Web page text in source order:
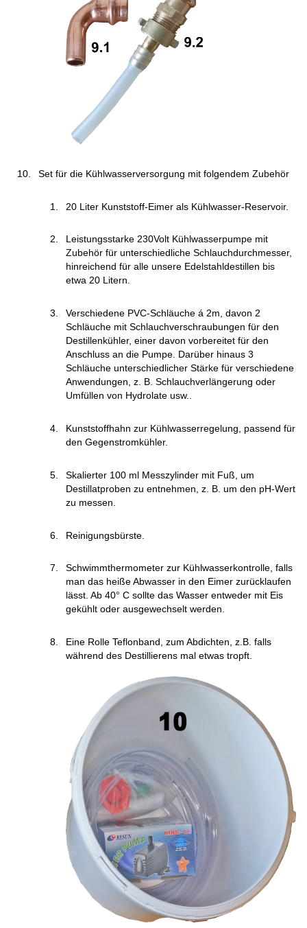
Set für die Kühlwasserversorgung mit folgendem Zubehör
20 Liter Kunststoff-Eimer als Kühlwasser-Reservoir.
Leistungsstarke 230Volt Kühlwasserpumpe mit
Zubehör für unterschiedliche Schlauchdurchmesser,
hinreichend für alle unsere Edelstahldestillen bis
etwa 20 Litern.
Verschiedene PVC-Schläuche á 2m, davon 2
Schläuche mit Schlauchverschraubungen für den
Destillenkühler, einer davon vorbereitet für den
Anschluss an die Pumpe. Darüber hinaus 3
Schläuche unterschiedlicher Stärke für verschiedene
Anwendungen, z. B. Schlauchverlängerung oder
Umfüllen von Hydrolate usw..
Kunststoffhahn zur Kühlwasserregelung, passend für
den Gegenstromkühler.
Skalierter 100 ml Messzylinder mit Fuß, um
Destillatproben zu entnehmen, z. B. um den pH-Wert
zu messen.
Reinigungsbürste.
Schwimmthermometer zur Kühlwasserkontrolle, falls
man das heiße Abwasser in den Eimer zurücklaufen
lässt. Ab 40° C sollte das Wasser entweder mit Eis
gekühlt oder ausgewechselt werden.
Eine Rolle Teflonband, zum Abdichten, z.B. falls
während des Destillierens mal etwas tropft.